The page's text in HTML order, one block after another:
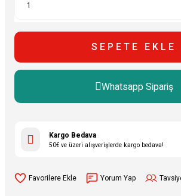
SEPETE EKLE
Whatsapp Sipariş
Kargo Bedava
50€ ve üzeri alışverişlerde kargo bedava!
Yorum Yap